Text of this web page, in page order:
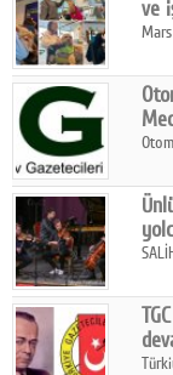
© 2026 TÜM HAKLARI
ve
ETKİ